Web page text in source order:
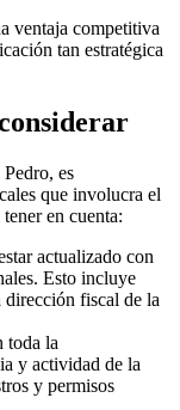
ventaja competitiva
tan estratégica
es
que involucra el
en cuenta:
actualizado con
Esto incluye
fiscal de la
toda la
y actividad de la
y permisos